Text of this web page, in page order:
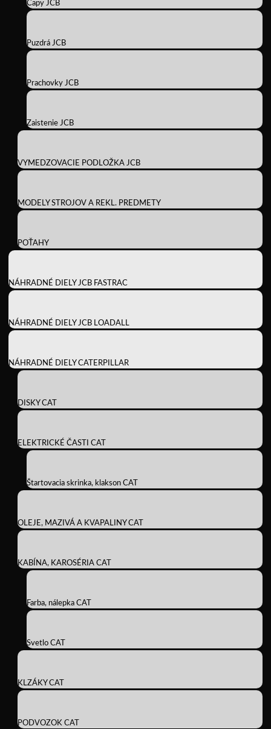
Čapy JCB
Puzdrá JCB
Prachovky JCB
Zaistenie JCB
VYMEDZOVACIE PODLOŽKA JCB
MODELY STROJOV A REKL. PREDMETY
POŤAHY
NÁHRADNÉ DIELY JCB FASTRAC
NÁHRADNÉ DIELY JCB LOADALL
NÁHRADNÉ DIELY CATERPILLAR
DISKY CAT
ELEKTRICKÉ ČASTI CAT
Štartovacia skrinka, klakson CAT
OLEJE, MAZIVÁ A KVAPALINY CAT
KABÍNA, KAROSÉRIA CAT
Farba, nálepka CAT
Svetlo CAT
KLZÁKY CAT
PODVOZOK CAT